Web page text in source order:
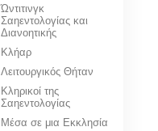
Ώντιτινγκ
Σαηεντολογίας και
Διανοητικής
Κλήαρ
Λειτουργικός Θήταν
Κληρικοί της
Σαηεντολογίας
Μέσα σε μια Εκκλησία